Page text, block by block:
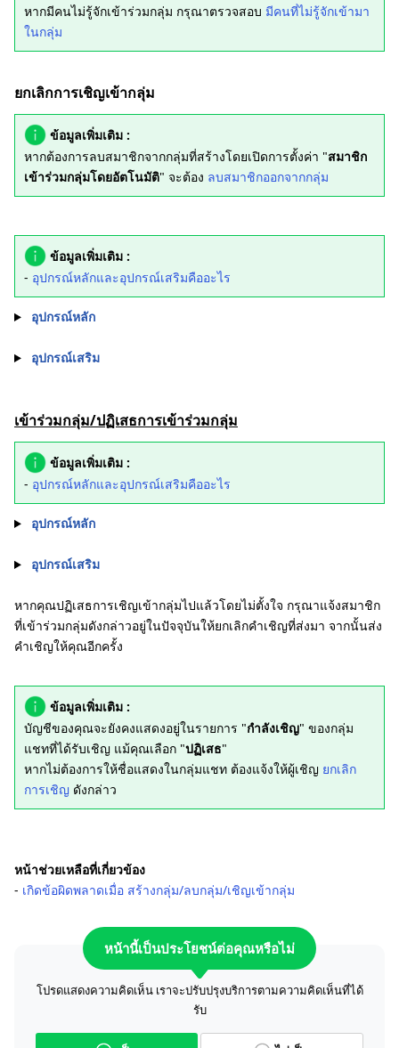
หากมีคนไม่รู้จักเข้าร่วมกลุ่ม กรุณาตรวจสอบ มีคนที่ไม่รู้จักเข้ามา
ในกลุ่ม
ยกเลิกการเชิญเข้ากลุ่ม
ข้อมูลเพิ่มเติม :
หากต้องการลบสมาชิกจากกลุ่มที่สร้างโดยเปิดการตั้งค่า "สมาชิก
เข้าร่วมกลุ่มโดยอัตโนมัติ" จะต้อง ลบสมาชิกออกจากกลุ่ม
ข้อมูลเพิ่มเติม :
- อุปกรณ์หลักและอุปกรณ์เสริมคืออะไร
อุปกรณ์หลัก
อุปกรณ์เสริม
เข้าร่วมกลุ่ม/ปฏิเสธการเข้าร่วมกลุ่ม
ข้อมูลเพิ่มเติม :
- อุปกรณ์หลักและอุปกรณ์เสริมคืออะไร
อุปกรณ์หลัก
อุปกรณ์เสริม
หากคุณปฏิเสธการเชิญเข้ากลุ่มไปแล้วโดยไม่ตั้งใจ กรุณาแจ้งสมาชิก
ที่เข้าร่วมกลุ่มดังกล่าวอยู่ในปัจจุบันให้ยกเลิกคำเชิญที่ส่งมา จากนั้นส่ง
คำเชิญให้คุณอีกครั้ง
ข้อมูลเพิ่มเติม :
บัญชีของคุณจะยังคงแสดงอยู่ในรายการ "กำลังเชิญ" ของกลุ่ม
แชทที่ได้รับเชิญ แม้คุณเลือก "ปฏิเสธ"
หากไม่ต้องการให้ชื่อแสดงในกลุ่มแชท ต้องแจ้งให้ผู้เชิญ ยกเลิก
การเชิญ ดังกล่าว
หน้าช่วยเหลือที่เกี่ยวข้อง
- เกิดข้อผิดพลาดเมื่อ สร้างกลุ่ม/ลบกลุ่ม/เชิญเข้ากลุ่ม
หน้านี้เป็นประโยชน์ต่อคุณหรือไม่
โปรดแสดงความคิดเห็น เราจะปรับปรุงบริการตามความคิดเห็นที่ได้
รับ